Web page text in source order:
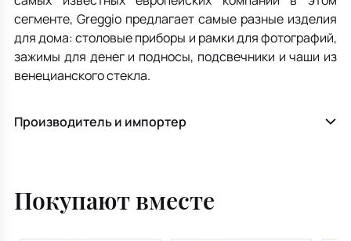
сегменте, Greggio предлагает самые разные изделия
для дома: столовые приборы и рамки для фотографий,
зажимы для денег и подносы, подсвечники и чаши из
венецианского стекла.
Производитель и импортер
Покупают вместе